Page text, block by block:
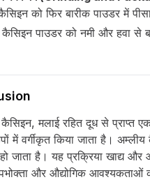
को फिर बारीक पाउडर में
कैसिइन पाउडर को नमी और हवा से
कैसिइन, मलाई रहित दूध से
में वर्गीकृत किया जाता है।
जाता है। यह प्रक्रिया खाद्य
और औद्योगिक आवश्यकताओं